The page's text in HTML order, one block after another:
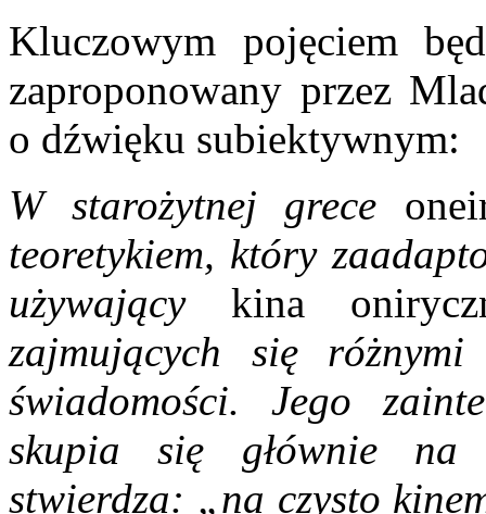
Kluczowym pojęciem
zaproponowany przez
o dźwięku subiektywnym:
W starożytnej grece
teoretykiem, który
używającykina
zajmujących się
świadomości. Jego
skupia się głównie
stwierdza: „na czysto